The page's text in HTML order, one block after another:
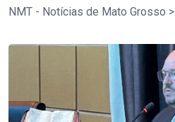
NMT - Notícias de Mato Grosso >